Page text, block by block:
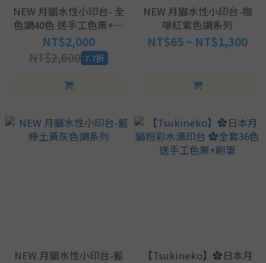
NEW 月貓水性小印台- 全
色調40色 送手工色票+送
水彩筆
NT$2,000
NT$2,600 7.7折
NEW 月貓水性小印台-咖
啡紅紫色調系列
NT$65 ~ NT$1,300
NEW 月貓水性小印台-藍
【Tsukineko】✿日本月